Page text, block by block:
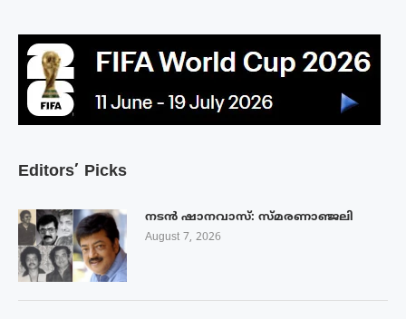
Editors’ Picks
നടൻ ഷാനവാസ്: സ്മരണാഞ്ജലി
August 7, 2026